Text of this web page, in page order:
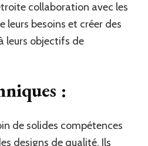
collaboration avec les
leurs besoins et créer des
leurs objectifs de
:
de solides compétences
designs de qualité. Ils